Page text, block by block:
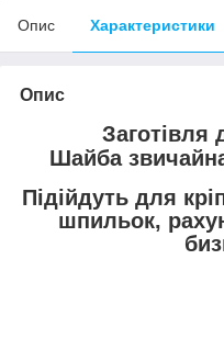
Опис Характеристики
Опис
Заготівля
Шайба
Підійдуть для
шпильок,